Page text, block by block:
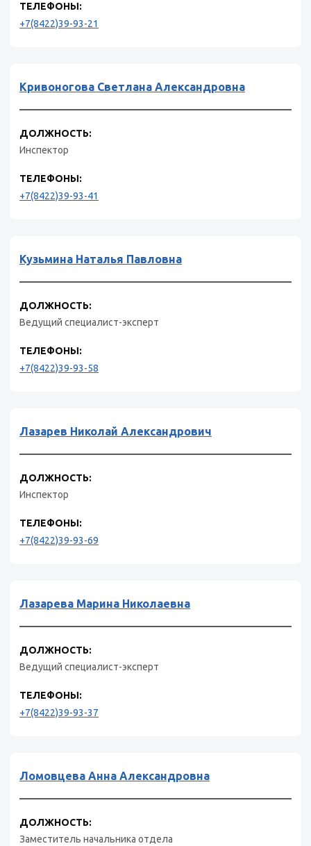
ТЕЛЕФОНЫ:
+7(8422)39-93-21
Кривоногова Светлана Александровна
ДОЛЖНОСТЬ:
Инспектор
ТЕЛЕФОНЫ:
+7(8422)39-93-41
Кузьмина Наталья Павловна
ДОЛЖНОСТЬ:
Ведущий специалист-эксперт
ТЕЛЕФОНЫ:
+7(8422)39-93-58
Лазарев Николай Александрович
ДОЛЖНОСТЬ:
Инспектор
ТЕЛЕФОНЫ:
+7(8422)39-93-69
Лазарева Марина Николаевна
ДОЛЖНОСТЬ:
Ведущий специалист-эксперт
ТЕЛЕФОНЫ:
+7(8422)39-93-37
Ломовцева Анна Александровна
ДОЛЖНОСТЬ:
Заместитель начальника отдела